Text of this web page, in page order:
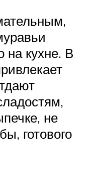
на кухне. В
не
готового